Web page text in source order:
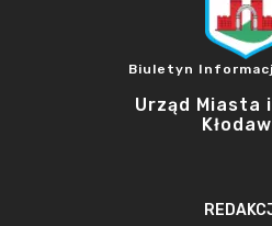
Biuletyn
Urząd Miasta